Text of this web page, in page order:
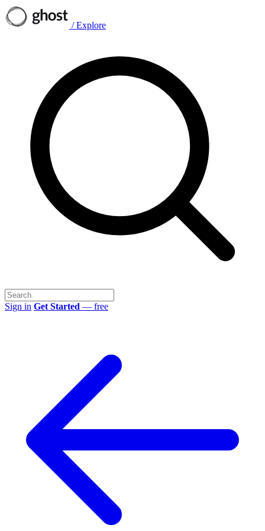
/ Explore
Sign in Get Started — free